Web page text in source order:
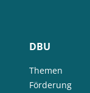
DBU
Themen
Förderung